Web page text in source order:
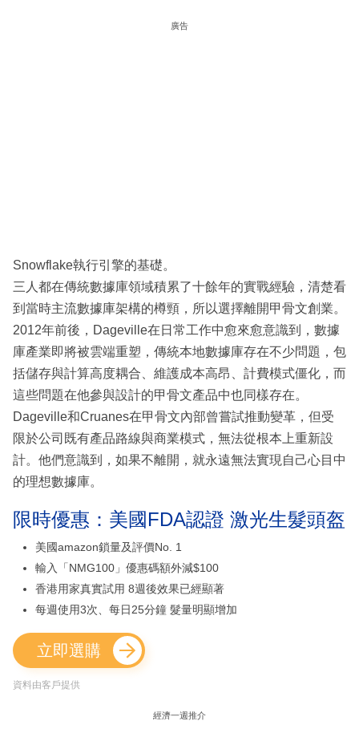
廣告
Snowflake執行引擎的基礎。
三人都在傳統數據庫領域積累了十餘年的實戰經驗，清楚看
到當時主流數據庫架構的樽頸，所以選擇離開甲骨文創業。
2012年前後，Dageville在日常工作中愈來愈意識到，數據
庫產業即將被雲端重塑，傳統本地數據庫存在不少問題，包
括儲存與計算高度耦合、維護成本高昂、計費模式僵化，而
這些問題在他參與設計的甲骨文產品中也同樣存在。
Dageville和Cruanes在甲骨文內部曾嘗試推動變革，但受
限於公司既有產品路線與商業模式，無法從根本上重新設
計。他們意識到，如果不離開，就永遠無法實現自己心目中
的理想數據庫。
限時優惠：美國FDA認證 激光生髮頭盔
美國amazon鎖量及評價No. 1
輸入「NMG100」優惠碼額外減$100
香港用家真實試用 8週後效果已經顯著
每週使用3次、每日25分鐘 髮量明顯增加
立即選購
資料由客戶提供
經濟一週推介